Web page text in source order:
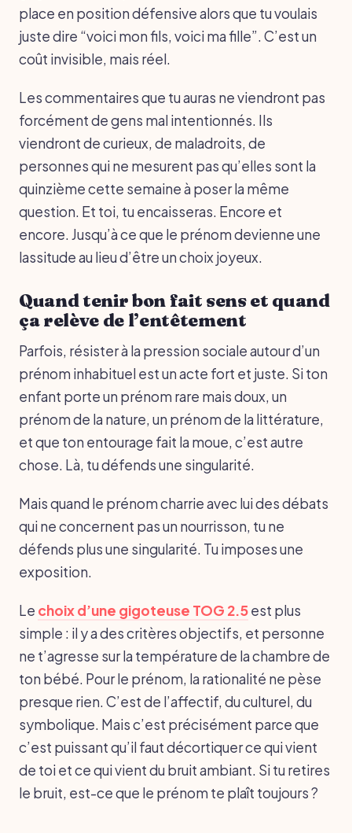
place en position défensive alors que tu voulais
juste dire “voici mon fils, voici ma fille”. C’est un
coût invisible, mais réel.
Les commentaires que tu auras ne viendront pas
forcément de gens mal intentionnés. Ils
viendront de curieux, de maladroits, de
personnes qui ne mesurent pas qu’elles sont la
quinzième cette semaine à poser la même
question. Et toi, tu encaisseras. Encore et
encore. Jusqu’à ce que le prénom devienne une
lassitude au lieu d’être un choix joyeux.
Quand tenir bon fait sens et quand
ça relève de l’entêtement
Parfois, résister à la pression sociale autour d’un
prénom inhabituel est un acte fort et juste. Si ton
enfant porte un prénom rare mais doux, un
prénom de la nature, un prénom de la littérature,
et que ton entourage fait la moue, c’est autre
chose. Là, tu défends une singularité.
Mais quand le prénom charrie avec lui des débats
qui ne concernent pas un nourrisson, tu ne
défends plus une singularité. Tu imposes une
exposition.
Le choix d’une gigoteuse TOG 2.5est plus
simple : il y a des critères objectifs, et personne
ne t’agresse sur la température de la chambre de
ton bébé. Pour le prénom, la rationalité ne pèse
presque rien. C’est de l’affectif, du culturel, du
symbolique. Mais c’est précisément parce que
c’est puissant qu’il faut décortiquer ce qui vient
de toi et ce qui vient du bruit ambiant. Si tu retires
le bruit, est-ce que le prénom te plaît toujours ?